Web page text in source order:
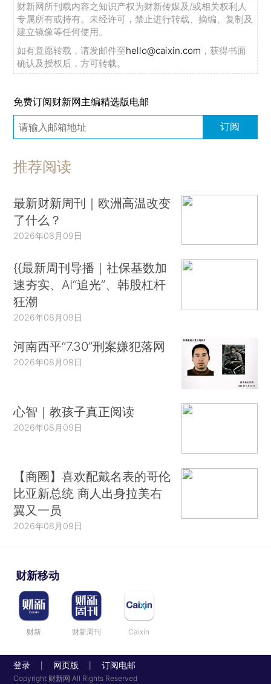
财新网所刊载内容之知识产权为财新传媒及/或相关权利人
专属所有或持有。未经许可，禁止进行转载、摘编、复制及
建立镜像等任何使用。
如有意愿转载，请发邮件至hello@caixin.com ，获得书面
确认及授权后，方可转载。
免费订阅财新网主编精选版电邮
订阅
推荐阅读
最新财新周刊｜欧洲高温改变
了什么？
2026年08月09日
{{最新周刊导播｜社保基数加
速夯实、AI“追光”、韩股杠杆
狂潮
2026年08月09日
河南西平“7.30”刑案嫌犯落网
2026年08月09日
心智｜教孩子真正阅读
2026年08月09日
【商圈】喜欢配戴名表的哥伦
比亚新总统 商人出身拉美右
翼又一员
2026年08月09日
财新移动
财新 财新周刊 Caixin
登录 网页版 订阅电邮
Copyright 财新网 All Rights Reserved